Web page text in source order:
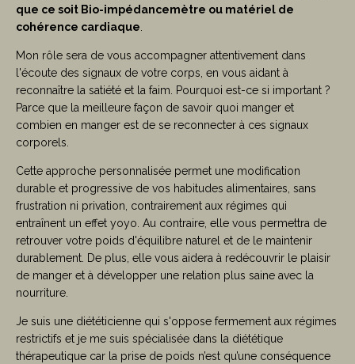
que ce soit Bio-impédancemètre ou matériel de
cohérence cardiaque.
Mon rôle sera de vous accompagner attentivement dans
l'écoute des signaux de votre corps, en vous aidant à
reconnaître la satiété et la faim. Pourquoi est-ce si important ?
Parce que la meilleure façon de savoir quoi manger et
combien en manger est de se reconnecter à ces signaux
corporels.
Cette approche personnalisée permet une modification
durable et progressive de vos habitudes alimentaires, sans
frustration ni privation, contrairement aux régimes qui
entraînent un effet yoyo. Au contraire, elle vous permettra de
retrouver votre poids d'équilibre naturel et de le maintenir
durablement. De plus, elle vous aidera à redécouvrir le plaisir
de manger et à développer une relation plus saine avec la
nourriture.
Je suis une diététicienne qui s'oppose fermement aux régimes
restrictifs et je me suis spécialisée dans la diététique
thérapeutique car la prise de poids n’est qu’une conséquence